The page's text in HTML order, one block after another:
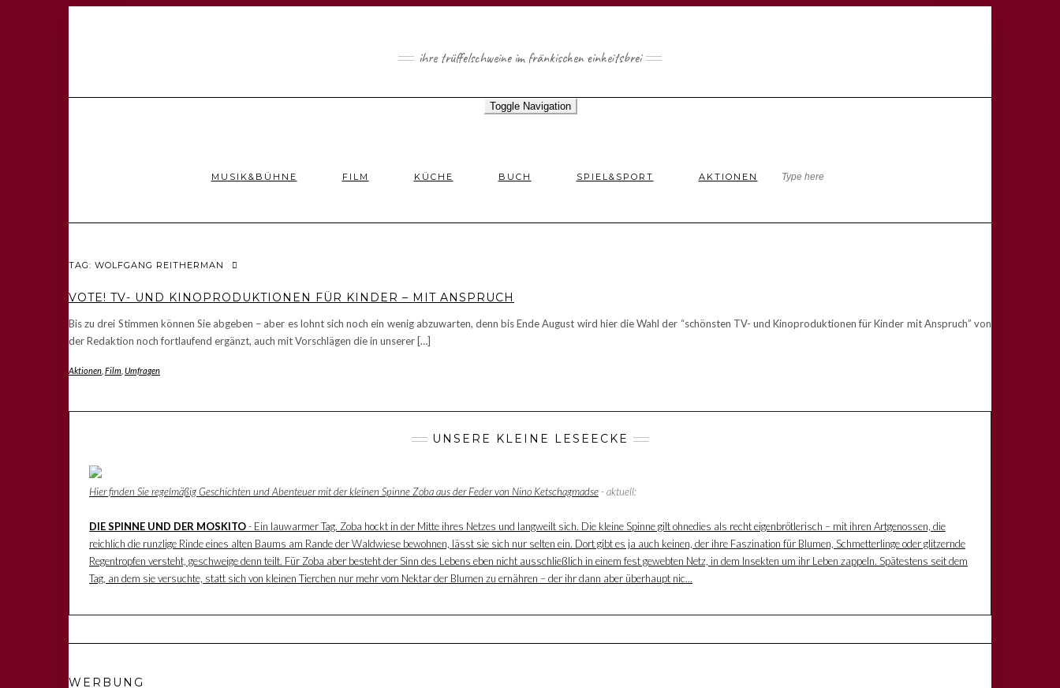
ihre trüffelschweine im fränkischen einheitsbrei
Toggle Navigation
MUSIK&BÜHNE FILM KÜCHE BUCH SPIEL&SPORT AKTIONEN
TAG: WOLFGANG REITHERMAN
VOTE! TV- UND KINOPRODUKTIONEN FÜR KINDER – MIT ANSPRUCH
Bis zu drei Stimmen können Sie abgeben – aber es lohnt sich noch ein wenig abzuwarten, denn bis Ende August wird hier die Wahl der “schönsten TV- und Kinoproduktionen für Kinder mit Anspruch” von
der Redaktion noch fortlaufend ergänzt, auch mit Vorschlägen die in unserer […]
Aktionen Film Umfragen
UNSERE KLEINE LESEECKE
Hier finden Sie regelmäßig Geschichten und Abenteuer mit der kleinen Spinne Zoba aus der Feder von Nino Ketschagmadse- aktuell:
DIE SPINNE UND DER MOSKITO- Ein lauwarmer Tag. Zoba hockt in der Mitte ihres Netzes und langweilt sich. Die kleine Spinne gilt ohnedies als recht eigenbrötlerisch – mit ihren Artgenossen, die
reichlich die runzlige Rinde eines alten Baums am Rande der Waldwiese bewohnen, lässt sie sich nur selten ein. Dort gibt es ja auch keinen, der ihre Faszination für Blumen, Schmetterlinge oder glitzernde
Regentropfen versteht, geschweige denn teilt. Für Zoba aber besteht der Sinn des Lebens eben nicht ausschließlich in einem fest gewebten Netz, in dem Insekten um ihr Leben zappeln. Spätestens seit dem
Tag, an dem sie versuchte, statt sich von kleinen Tierchen nur mehr vom Nektar der Blumen zu ernähren – der ihr dann aber überhaupt nic...
WERBUNG